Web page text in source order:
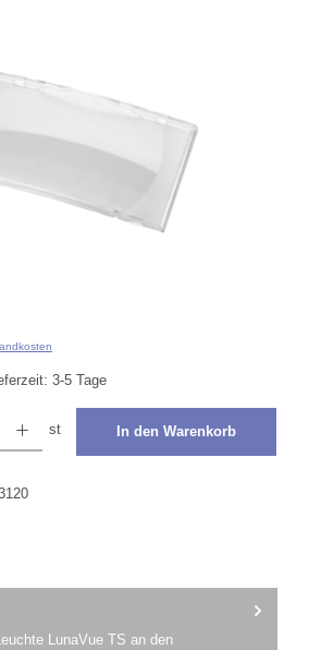
3-5 Tage
st In den Warenkorb
LunaVue TS an den